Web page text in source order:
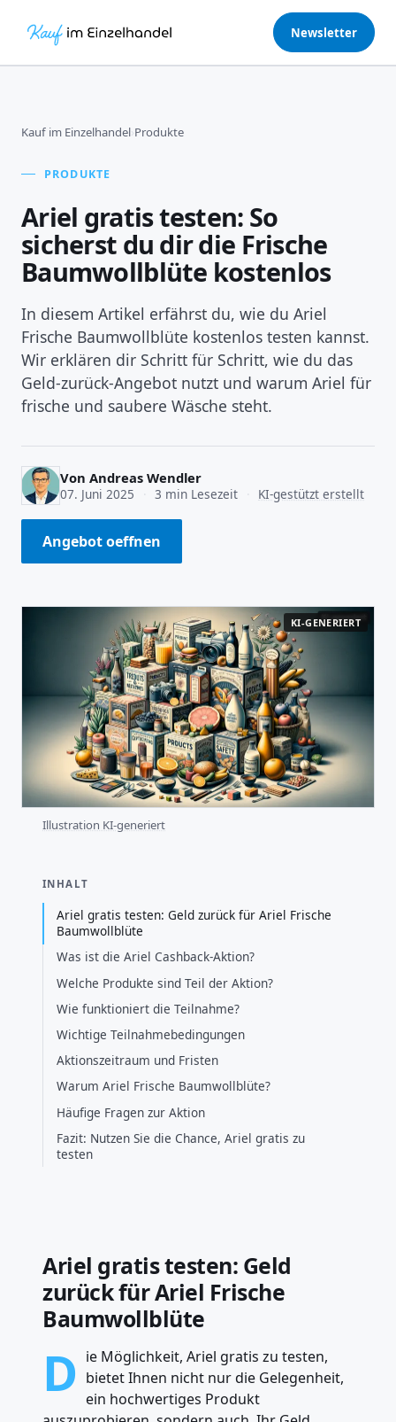
Newsletter
Kauf im Einzelhandel›Produkte
PRODUKTE
Ariel gratis testen: So
sicherst du dir die Frische
Baumwollblüte kostenlos
In diesem Artikel erfährst du, wie du Ariel
Frische Baumwollblüte kostenlos testen kannst.
Wir erklären dir Schritt für Schritt, wie du das
Geld-zurück-Angebot nutzt und warum Ariel für
frische und saubere Wäsche steht.
Von Andreas Wendler
07. Juni 2025 3 min Lesezeit KI-gestützt erstellt
Angebot oeffnen
KI-GENERIERT
Illustration KI-generiert
INHALT
Ariel gratis testen: Geld zurück für Ariel Frische
Baumwollblüte
Was ist die Ariel Cashback-Aktion?
Welche Produkte sind Teil der Aktion?
Wie funktioniert die Teilnahme?
Wichtige Teilnahmebedingungen
Aktionszeitraum und Fristen
Warum Ariel Frische Baumwollblüte?
Häufige Fragen zur Aktion
Fazit: Nutzen Sie die Chance, Ariel gratis zu
testen
Ariel gratis testen: Geld
zurück für Ariel Frische
Baumwollblüte
D ie Möglichkeit, Ariel gratis zu testen,
bietet Ihnen nicht nur die Gelegenheit,
ein hochwertiges Produkt